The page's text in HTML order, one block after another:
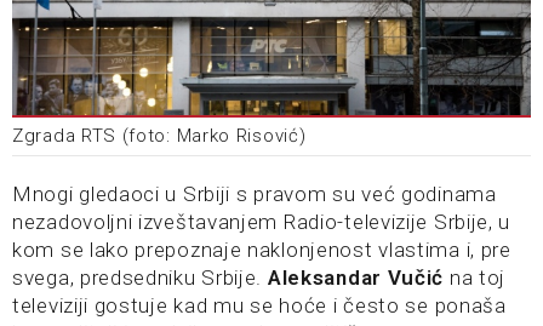
Zgrada RTS (foto: Marko Risović)
Mnogi gledaoci u Srbiji s pravom su već godinama
nezadovoljni izveštavanjem Radio-televizije Srbije, u
kom se lako prepoznaje naklonjenost vlastima i, pre
svega, predsedniku Srbije. Aleksandar Vučić na toj
televiziji gostuje kad mu se hoće i često se ponaša